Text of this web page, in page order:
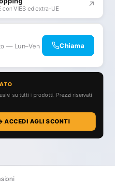
con VIES ed extra-UE ↗
— Lun–Ven
Chiama
su tutti i prodotti. Prezzi riservati
AGLI SCONTI